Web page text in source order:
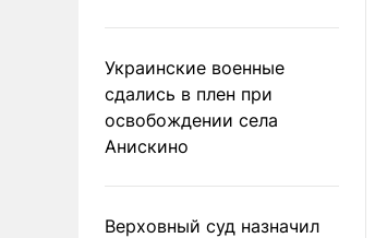
Украинские военные
сдались в плен при
освобождении села
Анискино
Верховный суд назначил